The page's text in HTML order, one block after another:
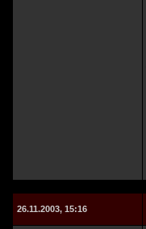
26.11.2003, 15:16